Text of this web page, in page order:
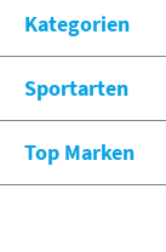
Kategorien
Sportarten
Top Marken